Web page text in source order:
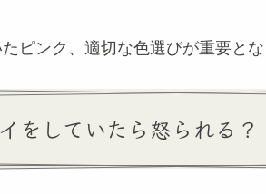
ピンク、適切な色選びが重要とな
をしていたら怒られる？